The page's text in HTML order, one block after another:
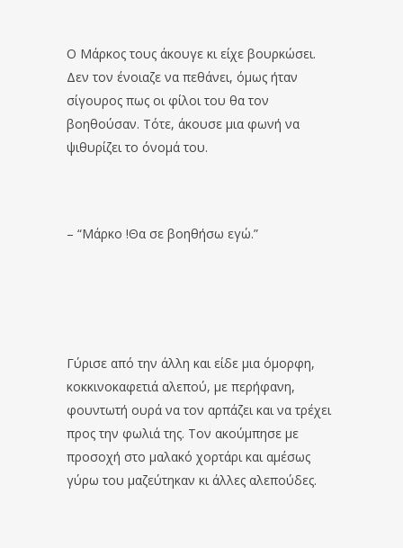
Ο Μάρκος τους άκουγε κι είχε βουρκώσει.
Δεν τον ένοιαζε να πεθάνει, όμως ήταν
σίγουρος πως οι φίλοι του θα τον
βοηθούσαν. Τότε, άκουσε μια φωνή να
ψιθυρίζει το όνομά του.
– “Μάρκο !Θα σε βοηθήσω εγώ.”
Γύρισε από την άλλη και είδε μια όμορφη,
κοκκινοκαφετιά αλεπού, με περήφανη,
φουντωτή ουρά να τον αρπάζει και να τρέχει
προς την φωλιά της. Τον ακούμπησε με
προσοχή στο μαλακό χορτάρι και αμέσως
γύρω του μαζεύτηκαν κι άλλες αλεπούδες.